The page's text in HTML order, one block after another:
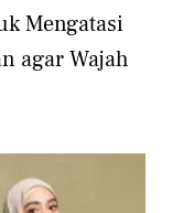
Mengatasi
agar Wajah